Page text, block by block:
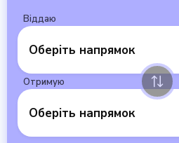
Віддаю
Оберіть напрямок
Отримую
Оберіть напрямок